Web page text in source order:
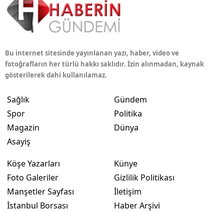
Bu internet sitesinde yayınlanan yazı, haber, video ve
fotoğrafların her türlü hakkı saklıdır. İzin alınmadan, kaynak
gösterilerek dahi kullanılamaz.
Sağlık
Spor
Magazin
Asayiş
Gündem
Politika
Dünya
Köşe Yazarları
Foto Galeriler
Manşetler Sayfası
İstanbul Borsası
Künye
Gizlilik Politikası
İletişim
Haber Arşivi